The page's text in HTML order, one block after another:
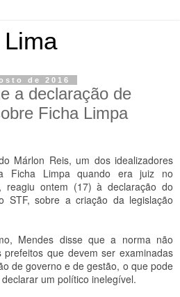
de 2016
a declaração de
Ficha Limpa
Márlon Reis, um dos idealizadores
Ficha Limpa quando era juiz no
reagiu ontem (17) à declaração do
STF, sobre a criação da legislação
Mendes disse que a norma não
que devem ser examinadas
de governo e de gestão, o que pode
um político inelegível.